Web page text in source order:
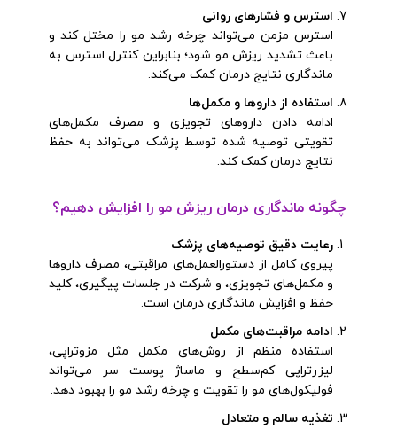
استرس و فشارهای روانی
استرس مزمن می‌تواند چرخه رشد مو را مختل کند و
باعث تشدید ریزش مو شود؛ بنابراین کنترل استرس به
ماندگاری نتایج درمان کمک می‌کند.
استفاده از داروها و مکمل‌ها
ادامه دادن داروهای تجویزی و مصرف مکمل‌های
تقویتی توصیه شده توسط پزشک می‌تواند به حفظ
نتایج درمان کمک کند.
چگونه ماندگاری درمان ریزش مو را افزایش دهیم؟
رعایت دقیق توصیه‌های پزشک
پیروی کامل از دستورالعمل‌های مراقبتی، مصرف داروها
و مکمل‌های تجویزی، و شرکت در جلسات پیگیری، کلید
حفظ و افزایش ماندگاری درمان است.
ادامه مراقبت‌های مکمل
استفاده منظم از روش‌های مکمل مثل مزوتراپی،
لیزرتراپی کم‌سطح و ماساژ پوست سر می‌تواند
فولیکول‌های مو را تقویت و چرخه رشد مو را بهبود دهد.
تغذیه سالم و متعادل